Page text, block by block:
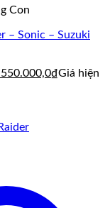
Con
– Sonic – Suzuki
₫Giá hiện